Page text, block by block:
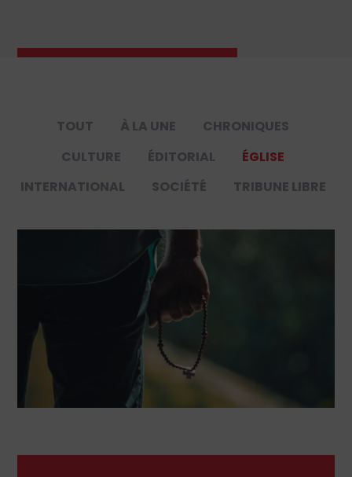
TOUT À LA UNE
CHRONIQUES
CULTURE
ÉDITORIAL
ÉGLISE
INTERNATIONAL
SOCIÉTÉ TRIBUNE LIBRE